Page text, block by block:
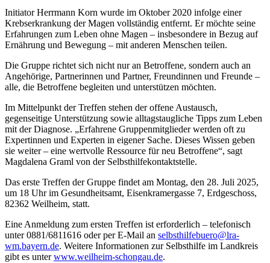
Initiator Herrmann Korn wurde im Oktober 2020 infolge einer
Krebserkrankung der Magen vollständig entfernt. Er möchte seine
Erfahrungen zum Leben ohne Magen – insbesondere in Bezug auf
Ernährung und Bewegung – mit anderen Menschen teilen.
Die Gruppe richtet sich nicht nur an Betroffene, sondern auch an
Angehörige, Partnerinnen und Partner, Freundinnen und Freunde –
alle, die Betroffene begleiten und unterstützen möchten.
Im Mittelpunkt der Treffen stehen der offene Austausch,
gegenseitige Unterstützung sowie alltagstaugliche Tipps zum Leben
mit der Diagnose. „Erfahrene Gruppenmitglieder werden oft zu
Expertinnen und Experten in eigener Sache. Dieses Wissen geben
sie weiter – eine wertvolle Ressource für neu Betroffene“, sagt
Magdalena Graml von der Selbsthilfekontaktstelle.
Das erste Treffen der Gruppe findet am Montag, den 28. Juli 2025,
um 18 Uhr im Gesundheitsamt, Eisenkramergasse 7, Erdgeschoss,
82362 Weilheim, statt.
Eine Anmeldung zum ersten Treffen ist erforderlich – telefonisch
unter 0881/6811616 oder per E-Mail an selbsthilfebuero@lra-
wm.bayern.de. Weitere Informationen zur Selbsthilfe im Landkreis
gibt es unterwww.weilheim-schongau.de.